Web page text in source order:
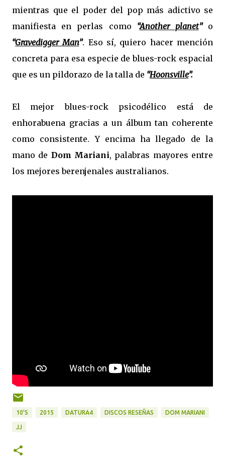
mientras que el poder del pop más adictivo se
manifiesta en perlas como “Another planet”o
“Gravedigger Man”. Eso sí, quiero hacer mención
concreta para esa especie de blues-rock espacial
que es un pildorazo de la talla de “Hoonsville”.
El mejor blues-rock psicodélico está de
enhorabuena gracias a un álbum tan coherente
como consistente. Y encima ha llegado de la
mano de Dom Mariani, palabras mayores entre
los mejores berenjenales australianos.
10'S 2015 DATURA4 DISCOS RESEÑAS DOM MARIANI
JJ